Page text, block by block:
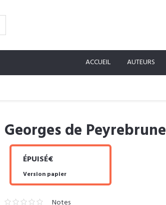
ACCUEIL AUTEURS
Georges de Peyrebrune
ÉPUISÉ€
Version papier